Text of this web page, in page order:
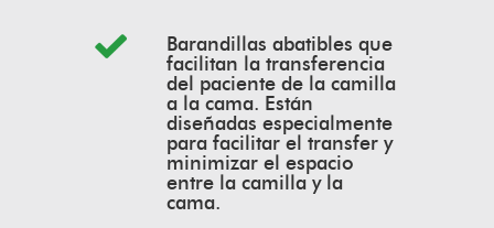
Barandillas abatibles que
facilitan la transferencia
del paciente de la camilla
a la cama. Están
diseñadas especialmente
para facilitar el transfer y
minimizar el espacio
entre la camilla y la
cama.